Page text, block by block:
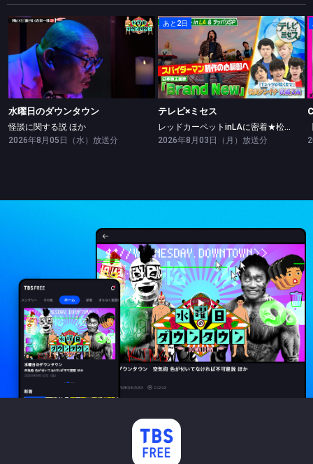
水曜日のダウンタウン
怪談に関する説 ほか
水曜日のダウンタウン
怪談に関する説 ほか
2026年8月05日（水）放送分
あと2日
テレビ×ミセス
レッドカーペットinLAに密着★松山ケンイチ・高橋文哉ツッパリ勝負！
テレビ×ミセス
レッドカーペットinLAに密着★松山ケンイチ・高橋文哉ツッパリ勝負！
2026年8月03日（月）放送分